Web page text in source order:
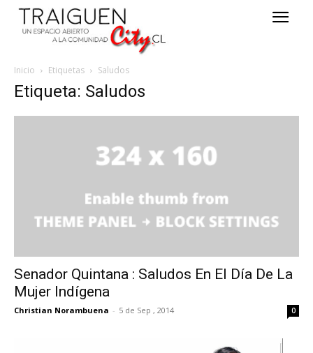
Inicio Etiquetas Saludos
Etiqueta: Saludos
Senador Quintana : Saludos En El Día De La
Mujer Indígena
Christian Norambuena - 5 de Sep , 2014 0